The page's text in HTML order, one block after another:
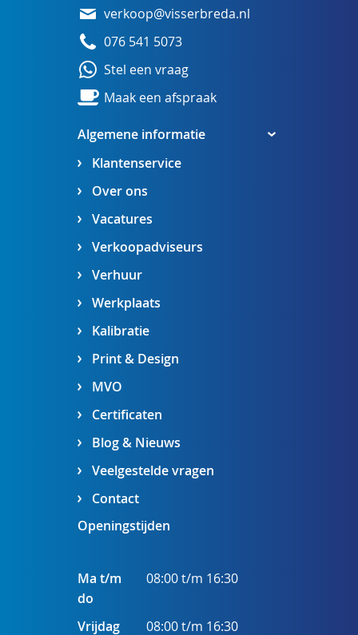
Algemene informatie
Klantenservice
Over ons
Vacatures
Verkoopadviseurs
Verhuur
Werkplaats
Kalibratie
Print & Design
MVO
Certificaten
Blog & Nieuws
Veelgestelde vragen
Contact
verkoop@visserbreda.nl
076 541 5073
Stel een vraag
Maak een afspraak
Openingstijden
Ma t/m
do
08:00 t/m 16:30
Vrijdag 08:00 t/m 16:30